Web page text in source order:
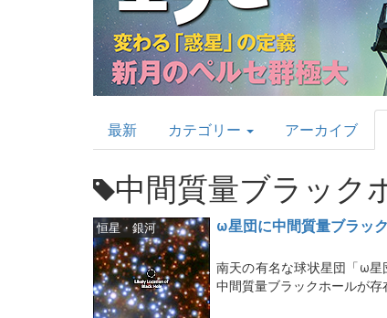
AstroArts
Topics
最新 カテゴリー アーカイブ
中間質量ブラック
ω星団に中間質量ブラッ
恒星・銀河
南天の有名な球状星団「ω
中間質量ブラックホールが存